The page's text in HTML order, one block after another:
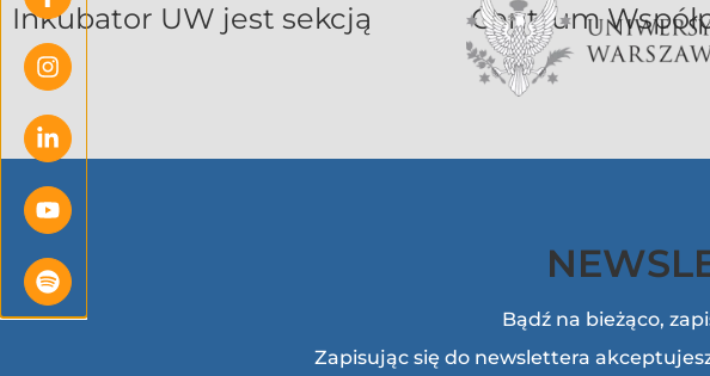
Inkubator UW jest sekcją
Bądź na bieżąco,
Zapisując się do newslettera